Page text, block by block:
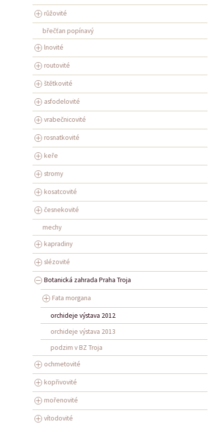
růžovité
břečťan popínavý
lnovité
routovité
štětkovité
asfodelovité
vrabečnicovité
rosnatkovité
keře
stromy
kosatcovité
česnekovité
mechy
kapradiny
slézovité
Botanická zahrada Praha Troja
Fata morgana
orchideje výstava 2012
orchideje výstava 2013
podzim v BZ Troja
ochmetovité
kopřivovité
mořenovité
vítodovité